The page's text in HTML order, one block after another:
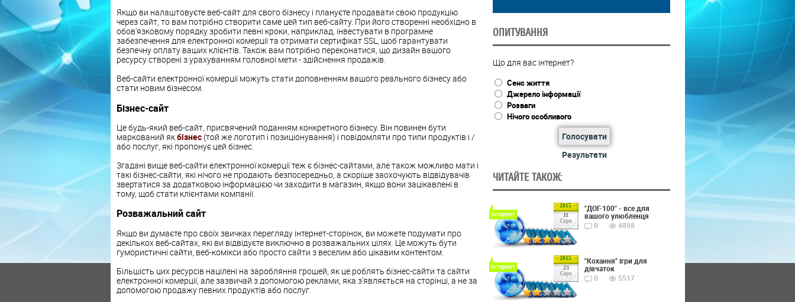
Якщо ви налаштовуєте веб-сайт для свого бізнесу і плануєте продавати свою продукцію
через сайт, то вам потрібно створити саме цей тип веб-сайту. При його створенні необхідно в
обов'язковому порядку зробити певні кроки, наприклад, інвестувати в програмне
забезпечення для електронної комерції та отримати сертифікат SSL, щоб гарантувати
безпечну оплату ваших клієнтів. Також вам потрібно переконатися, що дизайн вашого
ресурсу створені з урахуванням головної мети - здійснення продажів.
Веб-сайти електронної комерції можуть стати доповненням вашого реального бізнесу або
стати новим бізнесом.
Бізнес-сайт
Це будь-який веб-сайт, присвячений поданням конкретного бізнесу. Він повинен бути
маркований якбізнес(той же логотип і позиціонування) і повідомляти про типи продуктів і /
або послуг, які пропонує цей бізнес.
Згадані вище веб-сайти електронної комерції теж є бізнес-сайтами, але також можливо мати і
такі бізнес-сайти, які нічого не продають безпосередньо, а скоріше заохочують відвідувачів
звертатися за додатковою інформацією чи заходити в магазин, якщо вони зацікавлені в
тому, щоб стати клієнтами компанії.
Розважальний сайт
Якщо ви думаєте про своїх звичках перегляду інтернет-сторінок, ви можете подумати про
декількох веб-сайтах, які ви відвідуєте виключно в розважальних цілях. Це можуть бути
гумористичні сайти, веб-комікси або просто сайти з веселим або цікавим контентом.
Більшість цих ресурсів націлені на заробляння грошей, як це роблять бізнес-сайти та сайти
електронної комерції, але зазвичай з допомогою реклами, яка з'являється на сторінці, а не за
допомогою продажу певних продуктів або послуг.
ОПИТУВАННЯ
Що для вас інтернет?
Сенс життя
Джерело інформації
Розваги
Нічого особливого
Голосувати
Результати
ЧИТАЙТЕ ТАКОЖ:
2015
11
Серп
Інтернет
"ДОГ-100" - все для
вашого улюбленця
0
4898
2015
23
Серп
Інтернет
"Кохання" ігри для
дівчаток
0
5517